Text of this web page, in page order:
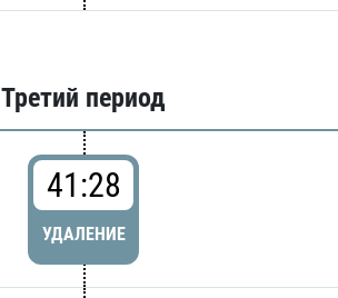
Третий период
41:28
УДАЛЕНИЕ